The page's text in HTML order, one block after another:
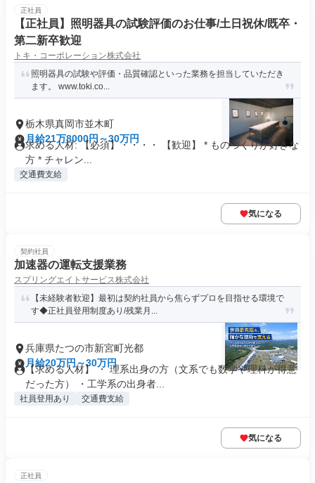
正社員
【正社員】照明器具の試験評価のお仕事/土日祝休/既卒・
第二新卒歓迎
トキ・コーポレーション株式会社
照明器具の試験や評価・品質確認といった業務を担当していただき
ます。 www.toki.co...
栃木県真岡市並木町
月給21万8000円～30万円
求める人材: 【必須】・・・・ 【歓迎】 * ものづくりが好きな
方 * チャレン...
交通費支給
気になる
契約社員
加速器の運転支援業務
スプリングエイトサービス株式会社
【未経験者歓迎】最初は契約社員から焦らずプロを目指せる環境で
す◆正社員登用制度あり/残業月...
兵庫県たつの市新宮町光都
月給20万円～30万円
【求める人材】 ・ 理系出身の方（文系でも数学や理科が得意
だった方） ・工学系の出身者...
社員登用あり 交通費支給
気になる
正社員